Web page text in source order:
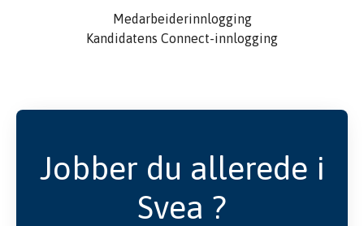
Medarbeiderinnlogging
Kandidatens Connect-innlogging
Jobber du allerede i
Svea ?